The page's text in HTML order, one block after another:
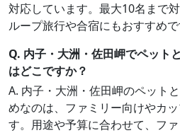
対応しています。最大10名まで
ループ旅行や合宿にもおすすめで
Q. 内子・大洲・佐田岬でペット
はどこですか？
A. 内子・大洲・佐田岬のペット
めなのは、ファミリー向けやカ
す。用途や予算に合わせて、フ